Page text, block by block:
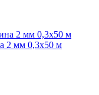
2 мм 0,3х50 м